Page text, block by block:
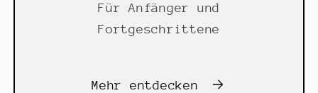
Für Anfänger und
Fortgeschrittene
Mehr entdecken